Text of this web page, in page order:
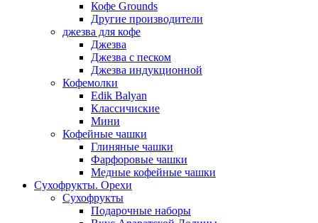
Кофе Grounds
Другие производители
джезва для кофе
Джезва
Джезва с песком
Джезва индукционной
Кофемолки
Edik Balyan
Классичиские
Мини
Кофейные чашки
Глиняные чашки
Фарфоровые чашки
Медные кофейные чашки
Сухофрукты. Орехи
Сухофрукты
Подарочные наборы